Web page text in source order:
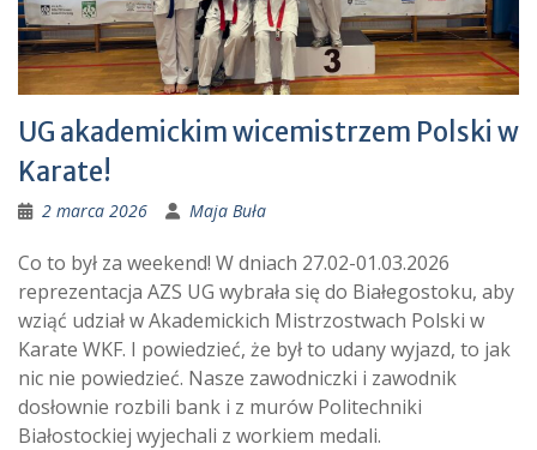
UG akademickim wicemistrzem Polski w
Karate!
2 marca 2026 Maja Buła
Co to był za weekend! W dniach 27.02-01.03.2026
reprezentacja AZS UG wybrała się do Białegostoku, aby
wziąć udział w Akademickich Mistrzostwach Polski w
Karate WKF. I powiedzieć, że był to udany wyjazd, to jak
nic nie powiedzieć. Nasze zawodniczki i zawodnik
dosłownie rozbili bank i z murów Politechniki
Białostockiej wyjechali z workiem medali.